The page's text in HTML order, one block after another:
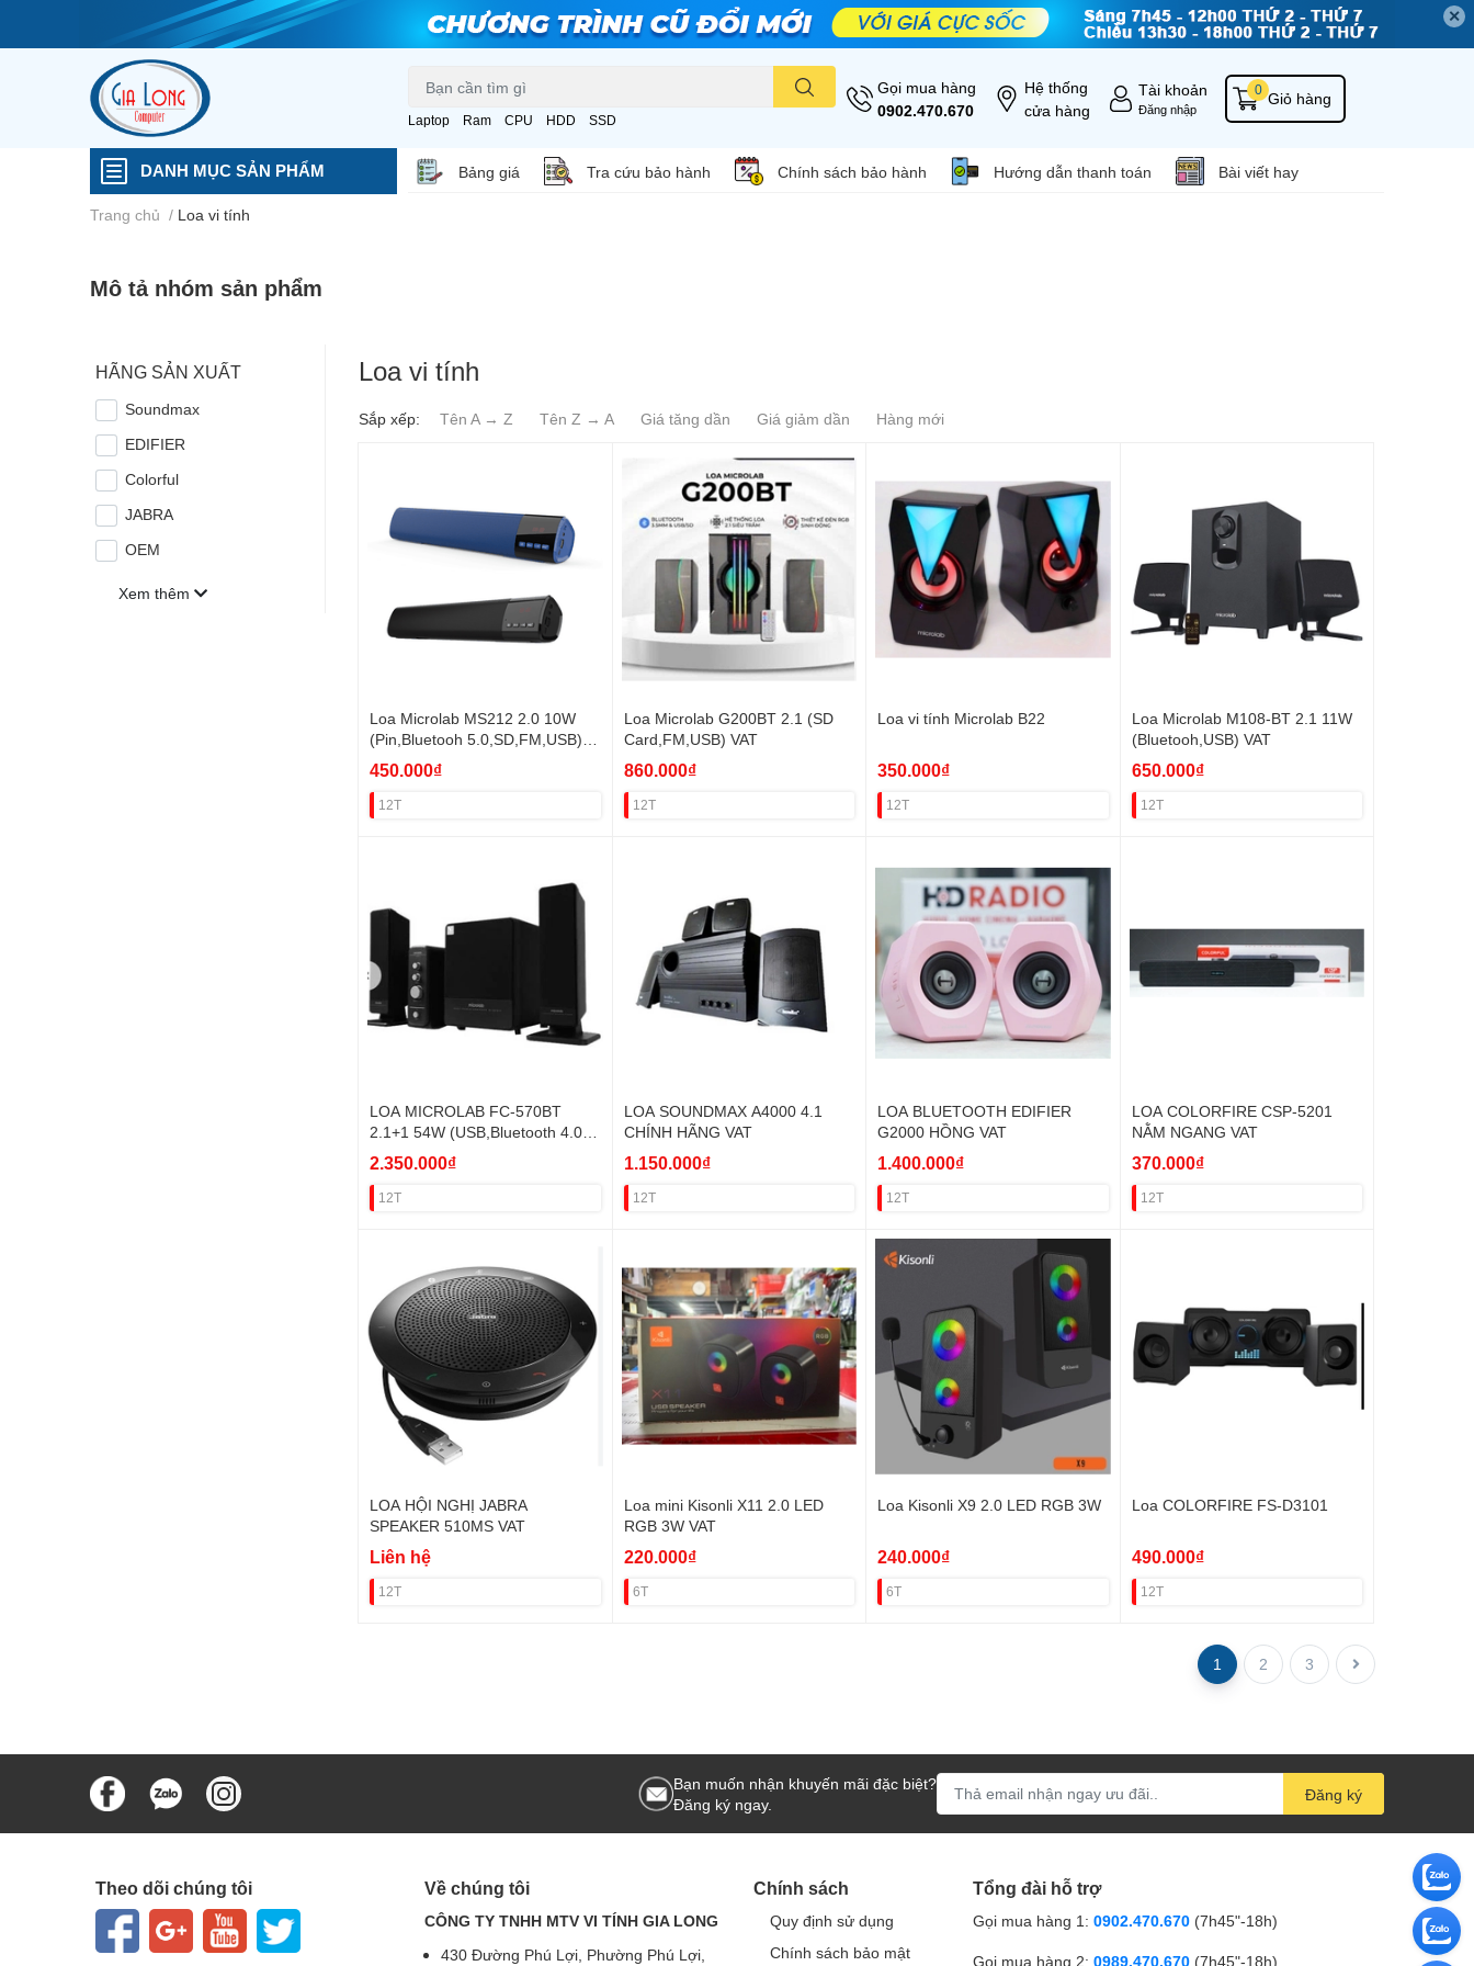
✕
Laptop Ram CPU HDD SSD
Gọi mua hàng
0902.470.670
Hệ thống
cửa hàng
Tài khoản
Đăng nhập
Giỏ hàng
0
DANH MỤC SẢN PHẨM Bảng giá Tra cứu bảo hành Chính sách bảo hành Hướng dẫn thanh toán Bài viết hay
Trang chủ / Loa vi tính
Mô tả nhóm sản phẩm
HÃNG SẢN XUẤT
Soundmax
EDIFIER
Colorful
JABRA
OEM
Xem thêm
Loa vi tính
Sắp xếp: Tên A → Z Tên Z → A Giá tăng dần Giá giảm dần Hàng mới
Loa Microlab MS212 2.0 10W
(Pin,Bluetooh 5.0,SD,FM,USB)
VAT
450.000₫
12T
Loa Microlab G200BT 2.1 (SD
Card,FM,USB) VAT
860.000₫
12T
Loa vi tính Microlab B22
350.000₫
12T
Loa Microlab M108-BT 2.1 11W
(Bluetooh,USB) VAT
650.000₫
12T
LOA MICROLAB FC-570BT
2.1+1 54W (USB,Bluetooth 4.0)
VAT
2.350.000₫
12T
LOA SOUNDMAX A4000 4.1
CHÍNH HÃNG VAT
1.150.000₫
12T
LOA BLUETOOTH EDIFIER
G2000 HỒNG VAT
1.400.000₫
12T
LOA COLORFIRE CSP-5201
NẰM NGANG VAT
370.000₫
12T
LOA HỘI NGHỊ JABRA
SPEAKER 510MS VAT
Liên hệ
12T
Loa mini Kisonli X11 2.0 LED
RGB 3W VAT
220.000₫
6T
Loa Kisonli X9 2.0 LED RGB 3W
240.000₫
6T
Loa COLORFIRE FS-D3101
490.000₫
12T
1 2 3
Bạn muốn nhận khuyến mãi đặc biệt?
Đăng ký ngay.
Đăng ký
Theo dõi chúng tôi Về chúng tôi
CÔNG TY TNHH MTV VI TÍNH GIA LONG
430 Đường Phú Lợi, Phường Phú Lợi,
Chính sách
Quy định sử dụng
Chính sách bảo mật
Tổng đài hỗ trợ
Gọi mua hàng 1: 0902.470.670 (7h45"-18h)
Gọi mua hàng 2: 0989.470.670 (7h45"-18h)